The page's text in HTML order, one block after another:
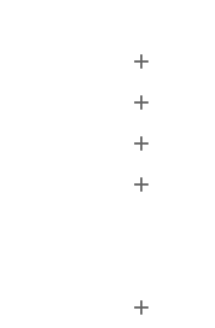




